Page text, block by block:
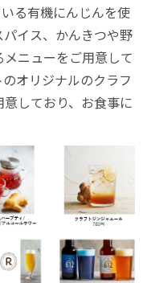
る有機にんじんを使
イス、かんきつや野
ニューをご用意して
オリジナルのクラフ
しており、お食事に